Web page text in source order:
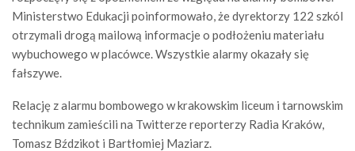
Ministerstwo Edukacji poinformowało, że dyrektorzy 122 szkól
otrzymali drogą mailową informacje o podłożeniu materiału
wybuchowego w placówce. Wszystkie alarmy okazały się
fałszywe.
Relację z alarmu bombowego w krakowskim liceum i tarnowskim
technikum zamieścili na Twitterze reporterzy Radia Kraków,
Tomasz Bździkot i Bartłomiej Maziarz.